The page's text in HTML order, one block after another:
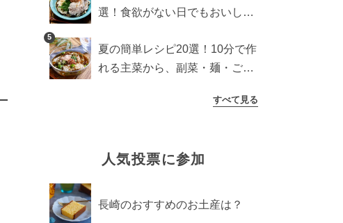
選！食欲がない日でもおいしい
5
夏の簡単レシピ20選！10分で作
れる主菜から、副菜・麺・ごは
すべて見る
人気投票に参加
長崎のおすすめのお土産は？